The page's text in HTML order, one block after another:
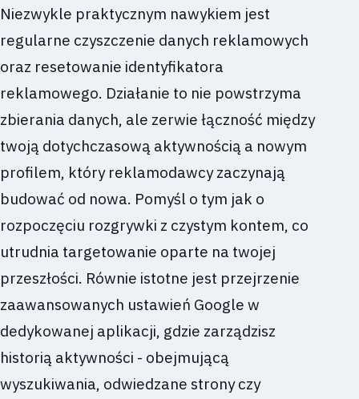
Niezwykle praktycznym nawykiem jest
regularne czyszczenie danych reklamowych
oraz resetowanie identyfikatora
reklamowego. Działanie to nie powstrzyma
zbierania danych, ale zerwie łączność między
twoją dotychczasową aktywnością a nowym
profilem, który reklamodawcy zaczynają
budować od nowa. Pomyśl o tym jak o
rozpoczęciu rozgrywki z czystym kontem, co
utrudnia targetowanie oparte na twojej
przeszłości. Równie istotne jest przejrzenie
zaawansowanych ustawień Google w
dedykowanej aplikacji, gdzie zarządzisz
historią aktywności - obejmującą
wyszukiwania, odwiedzane strony czy